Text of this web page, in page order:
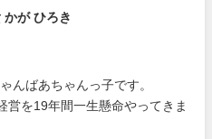
かが ひろき
んばあちゃんっ子です。
営を19年間一生懸命やってきま